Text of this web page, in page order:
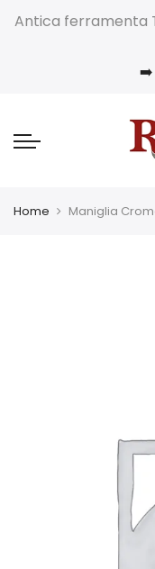
Antica ferramenta
➡️
Home Maniglia